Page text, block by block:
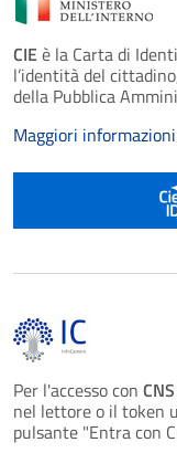
CIEè la Carta di
l’identità del
della Pubblica
Maggiori
Per l'accesso con CNS
nel lettore o il token
pulsante "Entra con